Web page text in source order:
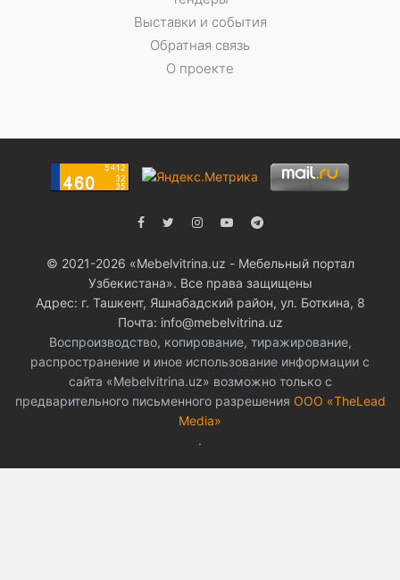
Выставки и события
Обратная связь
О проекте
© 2021-2026 «Мebelvitrina.uz - Мебельный портал
Узбекистана». Все права защищены
Адрес: г. Ташкент, Яшнабадский район, ул. Боткина, 8
Почта: info@mebelvitrina.uz
Воспроизводство, копирование, тиражирование,
распространение и иное использование информации с
сайта «Mebelvitrina.uz» возможно только с
предварительного письменного разрешения ООО «TheLead
Media»
.